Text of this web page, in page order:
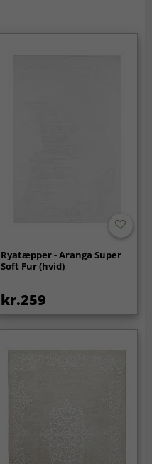
Ryatæpper - Aranga Super
Soft Fur (hvid)
kr.259